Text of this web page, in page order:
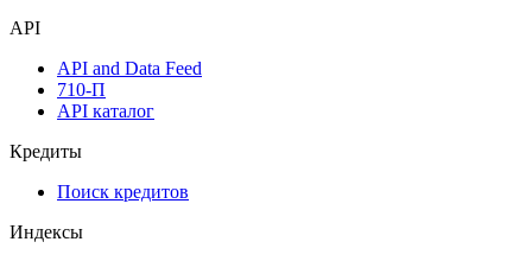
API
API and Data Feed
710-П
API каталог
Кредиты
Поиск кредитов
Индексы